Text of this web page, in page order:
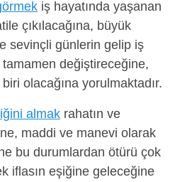
iş hayatında yaşanan
çıkılacağına, büyük
sevinçli günlerin gelip iş
tamamen değiştireceğine,
olacağına yorulmaktadır.
almak rahatın ve
maddi ve manevi olarak
bu durumlardan ötürü çok
iflasın eşiğine geleceğine